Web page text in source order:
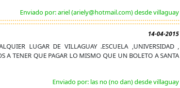
Enviado por: ariel (ariely@hotmail.com) desde villaguay
14-04-2015
LUGAR DE VILLAGUAY .ESCUELA ,UNIVERSIDAD ,
A TENER QUE PAGAR LO MISMO QUE UN BOLETO A SANTA
Enviado por: las no (no dan) desde villaguay